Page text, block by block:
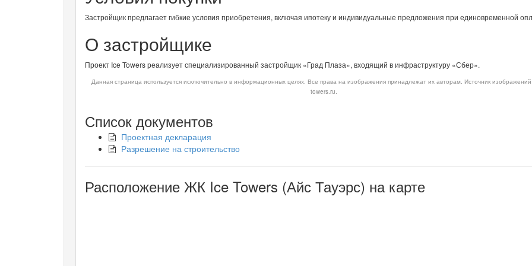
Застройщик предлагает гибкие условия приобретения, включая ипотеку и индивидуальные предложения при единовременной
О застройщике
Проект Ice Towersреализует специализированный застройщик «Град Плаза», входящий в инфраструктуру «Сбер».
Данная страница используется исключительно в информационных целях. Все права на изображения принадлежат их авторам. Источник изображений
towers.ru.
Список документов
Проектная декларация
Разрешение на строительство
Расположение ЖК Ice Towers (Айс Тауэрс) на карте